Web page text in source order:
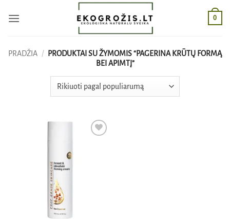
0
PRADŽIA /
PRODUKTAI SU ŽYMOMIS “PAGERINA KRŪTŲ FORMĄ
BEI APIMTĮ”